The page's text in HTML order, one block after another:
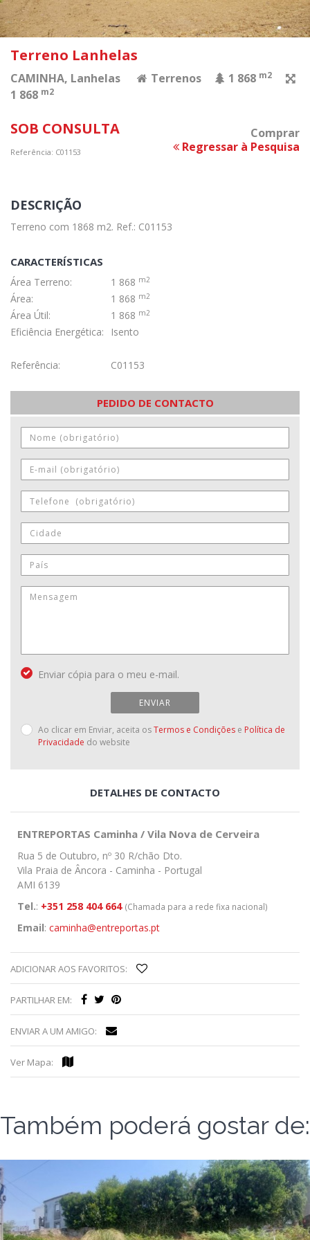
Terreno Lanhelas
CAMINHA, Lanhelas Terrenos 1 868 m2
1 868 m2
SOB CONSULTA Comprar
Referência: C01153 Regressar à Pesquisa
DESCRIÇÃO
Terreno com 1868 m2. Ref.: C01153
CARACTERÍSTICAS
Área Terreno: 1 868 m2
Área: 1 868 m2
Área Útil: 1 868 m2
Eficiência Energética: Isento
Referência: C01153
PEDIDO DE CONTACTO
Enviar cópia para o meu e-mail.
ENVIAR
Ao clicar em Enviar, aceita osTermos e Condições e Política de
Privacidade do website
DETALHES DE CONTACTO
ENTREPORTAS Caminha / Vila Nova de Cerveira
Rua 5 de Outubro, nº 30 R/chão Dto.
Vila Praia de Âncora - Caminha - Portugal
AMI 6139
Tel.: +351 258 404 664 (Chamada para a rede fixa nacional)
Email: caminha@entreportas.pt
ADICIONAR AOS FAVORITOS:
PARTILHAR EM:
ENVIAR A UM AMIGO:
Ver Mapa:
Também poderá gostar de: